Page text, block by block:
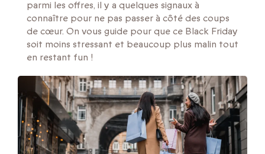
parmi les offres, il y a quelques signaux à
connaître pour ne pas passer à côté des coups
de cœur. On vous guide pour que ce Black Friday
soit moins stressant et beaucoup plus malin tout
en restant fun !